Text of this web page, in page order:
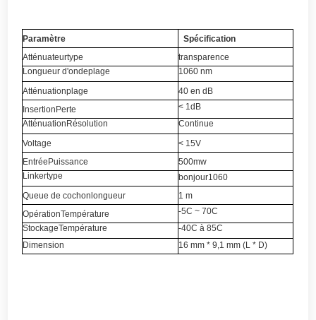
Paramètre
Spécification
Atténuateurtype
transparence
Longueur d'ondeplage
1060 nm
Atténuationplage 40en dB
Insertion Perte
< 1dB
Atténuation Résolution
Continue
Voltage
< 15V
Entrée Puissance
500mw
Linkertype bonjour1060
Queue de cochon longueur
1 m
OpérationTempérature
-5C ~ 70C
StockageTempérature
-40C à 85C
Dimension
16 mm * 9,1 mm (L * D)